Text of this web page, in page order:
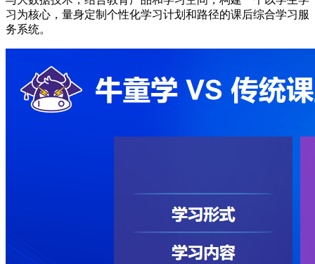
习为核心，量身定制个性化学习计划和路径的课后综合学习服
务系统。